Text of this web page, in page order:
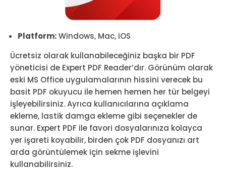
Platform:Windows, Mac, iOS
Ücretsiz olarak kullanabileceğiniz başka bir PDF
yöneticisi de Expert PDF Reader’dır. Görünüm olarak
eski MS Office uygulamalarının hissini verecek bu
basit PDF okuyucu ile hemen hemen her tür belgeyi
işleyebilirsiniz. Ayrıca kullanıcılarına açıklama
ekleme, lastik damga ekleme gibi seçenekler de
sunar. Expert PDF ile favori dosyalarınıza kolayca
yer işareti koyabilir, birden çok PDF dosyanızı art
arda görüntülemek için sekme işlevini
kullanabilirsiniz.